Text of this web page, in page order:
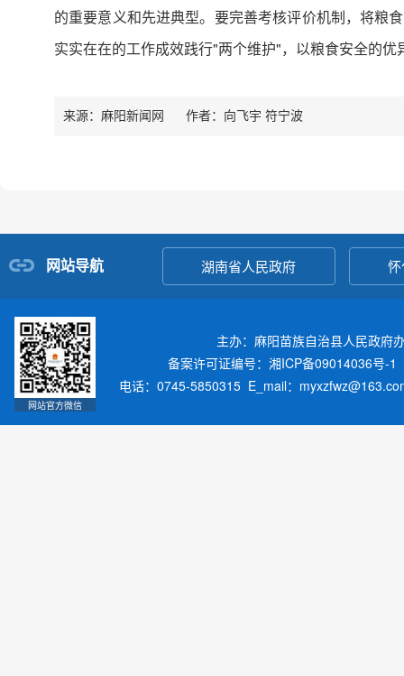
的重要意义和先进典型。要完善考核评价机制，将粮
实实在在的工作成效践行"两个维护"，以粮食安全的
来源：麻阳新闻网 作者： 向飞宇 符宁波
网站导航 湖南省人民政府
网站官方微信
主办：麻阳苗族自治县人民政
备案许可证编号：湘ICP备09014036号-1
电话：0745-5850315 E_mail：